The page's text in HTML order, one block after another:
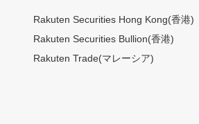
Rakuten Securities Hong Kong(香港)
Rakuten Securities Bullion(香港)
Rakuten Trade(マレーシア)